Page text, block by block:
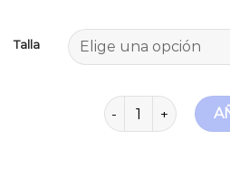
Talla
tommy jeans